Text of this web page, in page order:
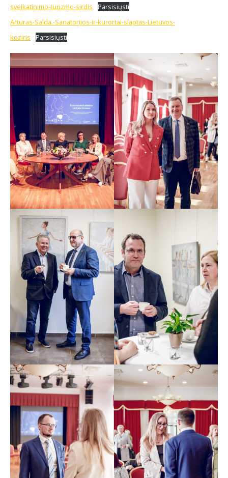
sveikatinimo-turizmo-sirdis
Parsisiųsti
Arturas-Salda.-Sanatorijos-ir-kurortai-slaptas-Lietuvos-
koziris
Parsisiųsti